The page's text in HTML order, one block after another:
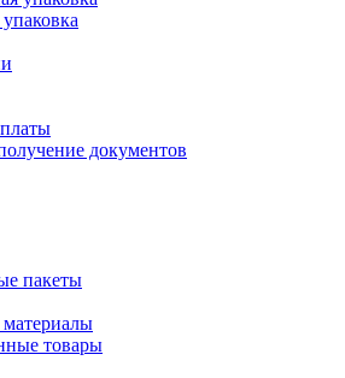
документов
пакеты
товары